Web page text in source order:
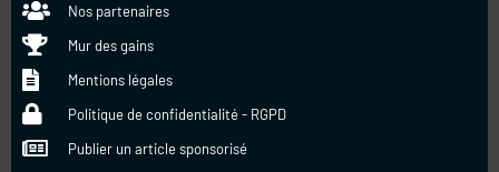
Nos partenaires
Mur des gains
Mentions légales
Politique de confidentialité - RGPD
Publier un article sponsorisé